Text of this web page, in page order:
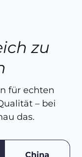
zu
für echten
– bei
das.
China